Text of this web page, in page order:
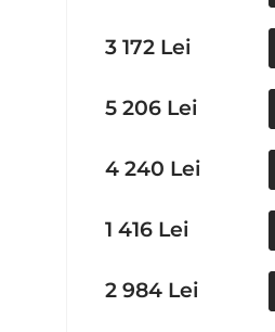
3 172 Lei
5 206 Lei
4 240 Lei
1 416 Lei
2 984 Lei